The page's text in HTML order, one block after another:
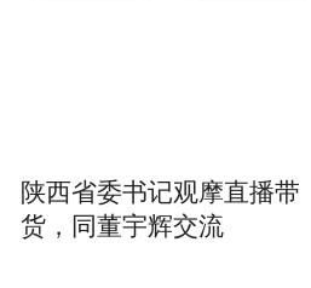
是，熊爹爹却十分倔强
坚持赶路。
陕西省委书记观摩直播带
货，同董宇辉交流